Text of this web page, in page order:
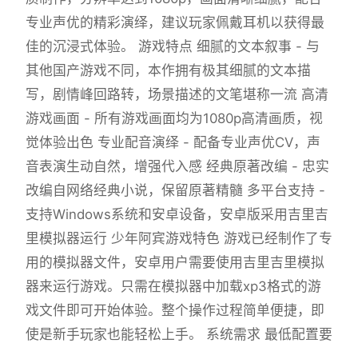
专业声优的精彩演绎，建议玩家佩戴耳机以获得最
佳的沉浸式体验。 游戏特点 细腻的文本叙事 - 与
其他国产游戏不同，本作拥有极其细腻的文本描
写，剧情峰回路转，场景描述的文笔堪称一流 高清
游戏画面 - 所有游戏画面均为1080p高清画质，视
觉体验出色 专业配音演绎 - 配备专业声优CV，声
音表演生动自然，增强代入感 经典原著改编 - 忠实
改编自网络经典小说，保留原著精髓 多平台支持 -
支持Windows系统和安卓设备，安卓版采用吉里吉
里模拟器运行 少年阿宾游戏特色 游戏已经制作了专
用的模拟器文件，安卓用户需要使用吉里吉里模拟
器来运行游戏。只需在模拟器中加载xp3格式的游
戏文件即可开始体验。整个操作过程简单便捷，即
使是新手玩家也能轻松上手。 系统需求 最低配置要